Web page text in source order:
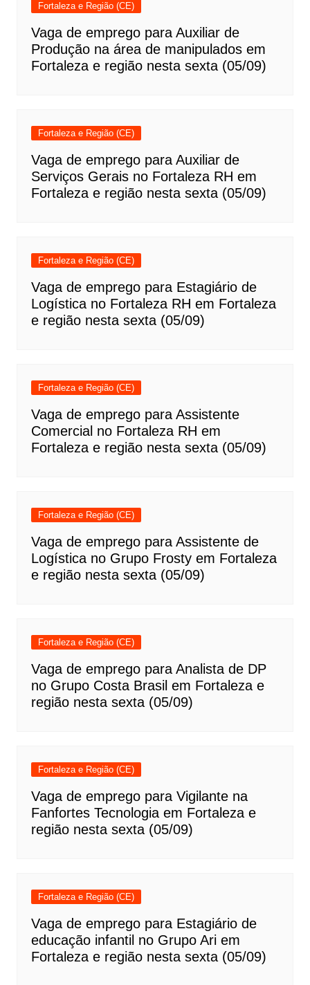
Fortaleza e Região (CE)
Vaga de emprego para Auxiliar de
Produção na área de manipulados em
Fortaleza e região nesta sexta (05/09)
Fortaleza e Região (CE)
Vaga de emprego para Auxiliar de
Serviços Gerais no Fortaleza RH em
Fortaleza e região nesta sexta (05/09)
Fortaleza e Região (CE)
Vaga de emprego para Estagiário de
Logística no Fortaleza RH em Fortaleza
e região nesta sexta (05/09)
Fortaleza e Região (CE)
Vaga de emprego para Assistente
Comercial no Fortaleza RH em
Fortaleza e região nesta sexta (05/09)
Fortaleza e Região (CE)
Vaga de emprego para Assistente de
Logística no Grupo Frosty em Fortaleza
e região nesta sexta (05/09)
Fortaleza e Região (CE)
Vaga de emprego para Analista de DP
no Grupo Costa Brasil em Fortaleza e
região nesta sexta (05/09)
Fortaleza e Região (CE)
Vaga de emprego para Vigilante na
Fanfortes Tecnologia em Fortaleza e
região nesta sexta (05/09)
Fortaleza e Região (CE)
Vaga de emprego para Estagiário de
educação infantil no Grupo Ari em
Fortaleza e região nesta sexta (05/09)